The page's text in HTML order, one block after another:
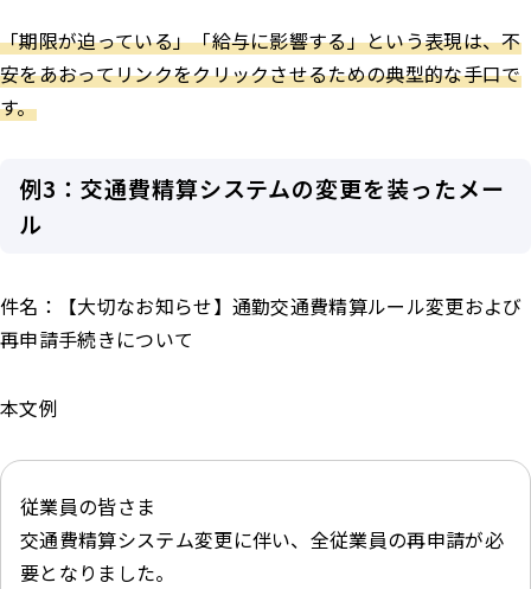
「期限が迫っている」「給与に影響する」という表現は、不
安をあおってリンクをクリックさせるための典型的な手口で
す。
例3：交通費精算システムの変更を装ったメー
ル
件名：【大切なお知らせ】通勤交通費精算ルール変更および
再申請手続きについて
本文例
従業員の皆さま
交通費精算システム変更に伴い、全従業員の再申請が必
要となりました。